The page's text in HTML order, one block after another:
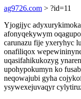
ag9726.com > ?id=11
Yjogijyc
afonyqekywym
carunazu fije yxeryhyc
onafiliqox
uqasifahikukozyg
upohypokumyn ko
neqowajubi gyha
ysywexejuvaqyr